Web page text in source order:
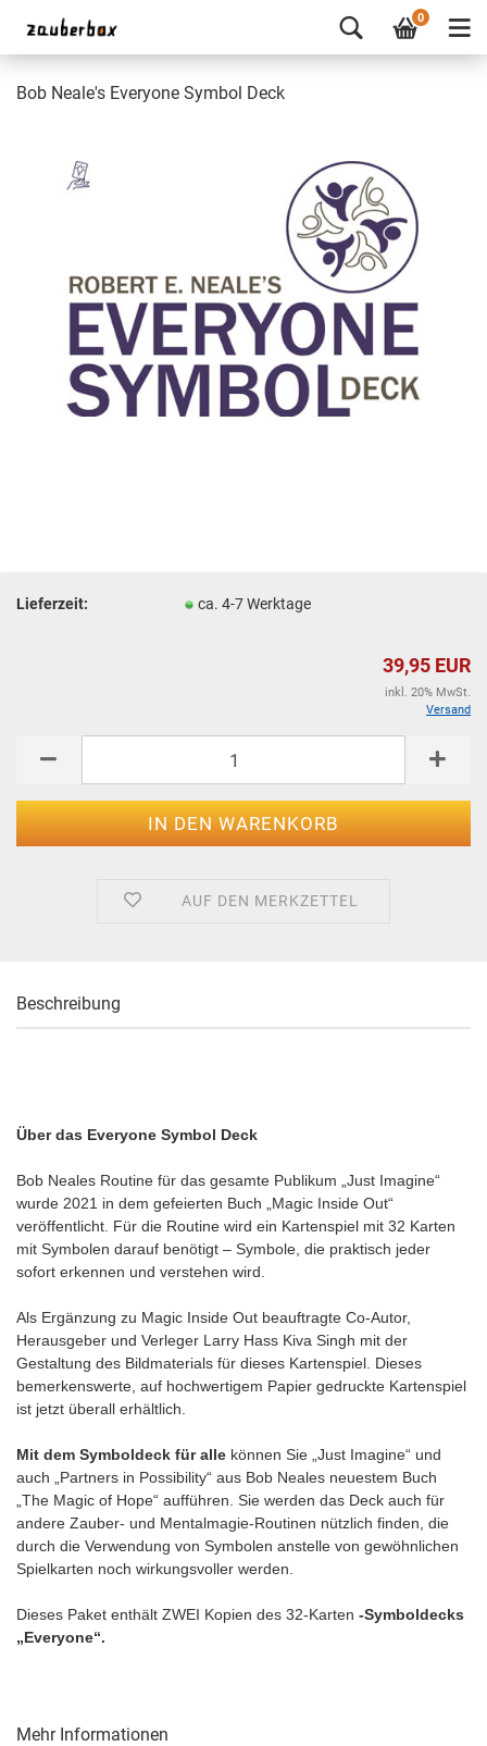
0
Bob Neale's Everyone Symbol Deck
Lieferzeit: ca. 4-7 Werktage
39,95 EUR
inkl. 20% MwSt.
Versand
AUF DEN MERKZETTEL
Beschreibung
Über das Everyone Symbol Deck
Bob Neales Routine für das gesamte Publikum „Just Imagine“
wurde 2021 in dem gefeierten Buch „Magic Inside Out“
veröffentlicht. Für die Routine wird ein Kartenspiel mit 32 Karten
mit Symbolen darauf benötigt – Symbole, die praktisch jeder
sofort erkennen und verstehen wird.
Als Ergänzung zu Magic Inside Out beauftragte Co-Autor,
Herausgeber und Verleger Larry Hass Kiva Singh mit der
Gestaltung des Bildmaterials für dieses Kartenspiel. Dieses
bemerkenswerte, auf hochwertigem Papier gedruckte Kartenspiel
ist jetzt überall erhältlich.
Mit dem Symboldeck für alle können Sie „Just Imagine“ und
auch „Partners in Possibility“ aus Bob Neales neuestem Buch
„The Magic of Hope“ aufführen. Sie werden das Deck auch für
andere Zauber- und Mentalmagie-Routinen nützlich finden, die
durch die Verwendung von Symbolen anstelle von gewöhnlichen
Spielkarten noch wirkungsvoller werden.
Dieses Paket enthält ZWEI Kopien des 32-Karten -Symboldecks
„Everyone“.
Mehr Informationen